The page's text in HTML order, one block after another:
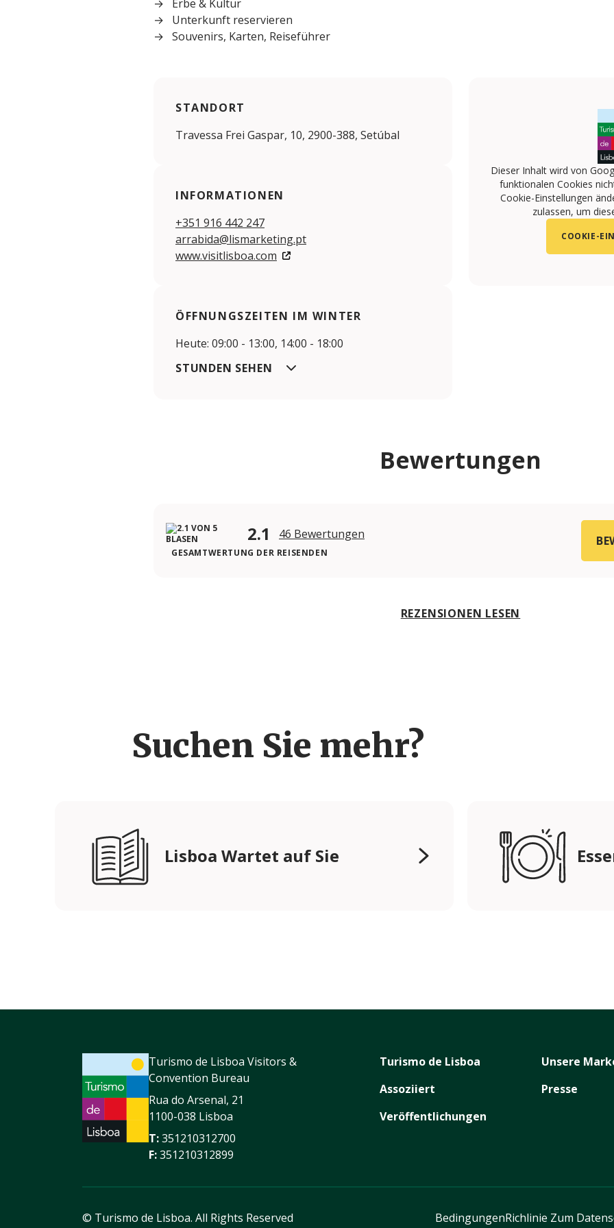
Erbe & Kultur
Unterkunft reservieren
Souvenirs, Karten, Reiseführer
STANDORT
Travessa Frei Gaspar, 10, 2900-388, Setúbal
INFORMATIONEN
+351 916 442 247
arrabida@lismarketing.pt
www.visitlisboa.com
Dieser Inhalt wird von
funktionalen Cookies
Cookie-Einstellungen
zulassen, um
COOKIE-
ÖFFNUNGSZEITEN IM WINTER
Heute: 09:00 - 13:00, 14:00 - 18:00
STUNDEN SEHEN
Bewertungen
2.1 46 Bewertungen
GESAMTWERTUNG DER REISENDEN
REZENSIONEN LESEN
Suchen Sie mehr?
Lisboa Wartet auf Sie
Turismo de Lisboa Visitors &
Convention Bureau
Rua do Arsenal, 21
1100-038 Lisboa
T:351210312700
F:351210312899
Turismo de Lisboa
Assoziiert
Veröffentlichungen
Unsere
Presse
© Turismo de Lisboa. All Rights Reserved BedingungenRichlinie Zum